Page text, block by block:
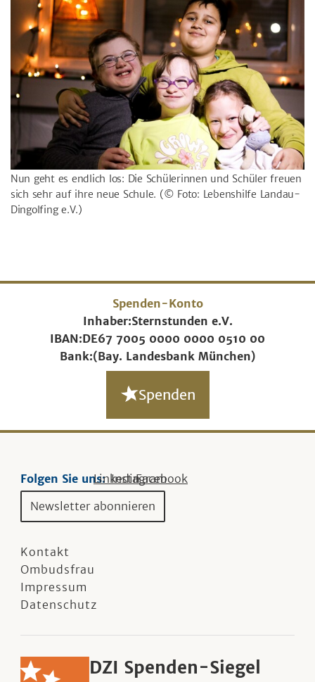
Nun geht es endlich los: Die Schülerinnen und Schüler freuen
sich sehr auf ihre neue Schule. (© Foto: Lebenshilfe Landau-
Dingolfing e.V.)
Spenden-Konto
Inhaber:Sternstunden e.V.
IBAN:DE67 7005 0000 0000 0510 00
Bank:(Bay. Landesbank München)
Spenden
Folgen Sie uns:Linkedin
Instagram
Facebook
Newsletter abonnieren
Kontakt
Ombudsfrau
Impressum
Datenschutz
DZI Spenden-Siegel